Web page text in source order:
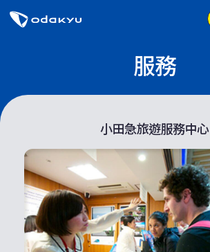
服務
小田急旅遊服務中心